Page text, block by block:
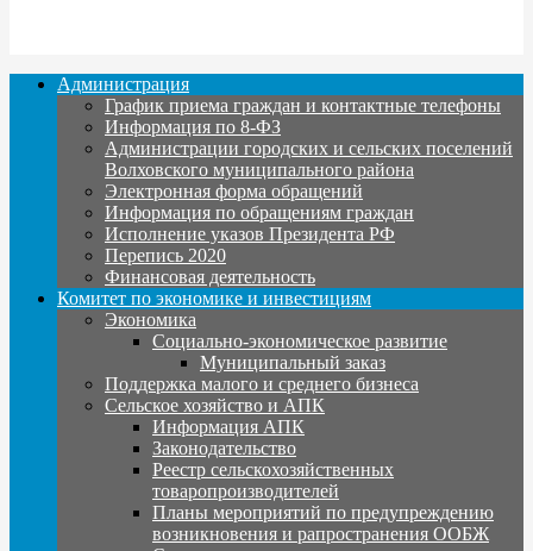
Администрация
График приема граждан и контактные телефоны
Информация по 8-ФЗ
Администрации городских и сельских поселений
Волховского муниципального района
Электронная форма обращений
Информация по обращениям граждан
Исполнение указов Президента РФ
Перепись 2020
Финансовая деятельность
Комитет по экономике и инвестициям
Экономика
Социально-экономическое развитие
Муниципальный заказ
Поддержка малого и среднего бизнеса
Сельское хозяйство и АПК
Информация АПК
Законодательство
Реестр сельскохозяйственных
товаропроизводителей
Планы мероприятий по предупреждению
возникновения и рапространения ООБЖ